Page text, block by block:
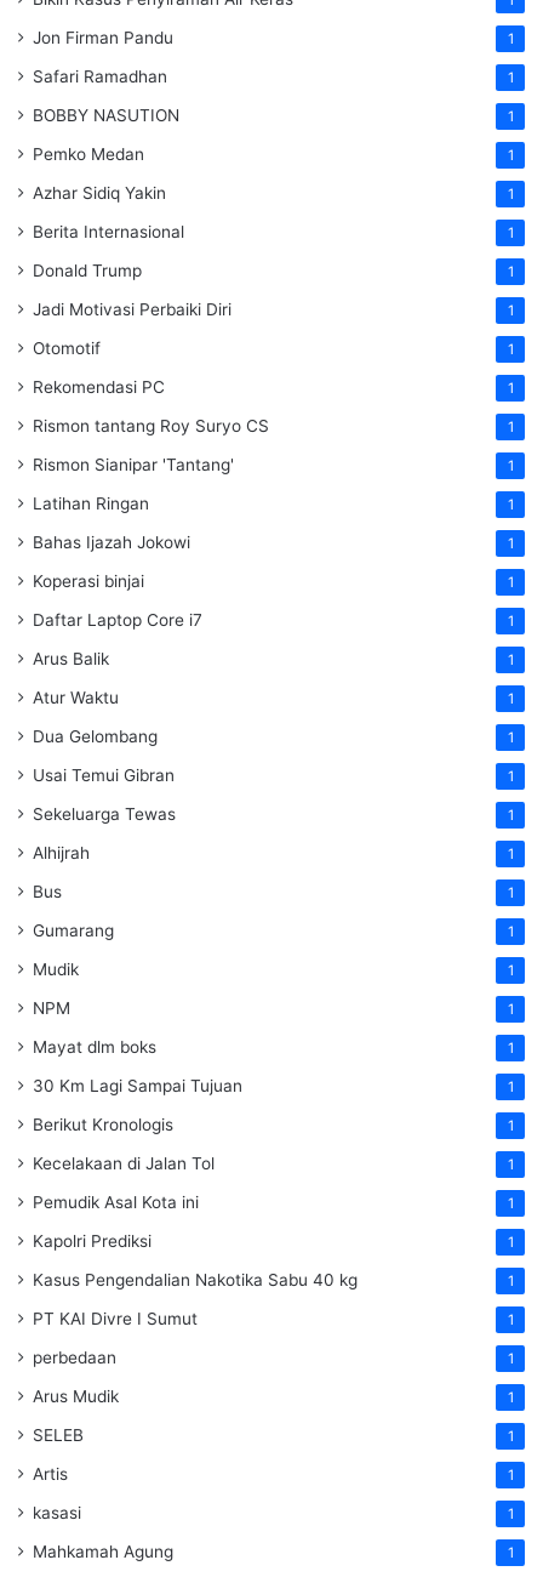
Jon Firman Pandu 1
Safari Ramadhan 1
BOBBY NASUTION 1
Pemko Medan 1
Azhar Sidiq Yakin 1
Berita Internasional 1
Donald Trump 1
Jadi Motivasi Perbaiki Diri 1
Otomotif 1
Rekomendasi PC 1
Rismon tantang Roy Suryo CS 1
Rismon Sianipar 'Tantang' 1
Latihan Ringan 1
Bahas Ijazah Jokowi 1
Koperasi binjai 1
Daftar Laptop Core i7 1
Arus Balik 1
Atur Waktu 1
Dua Gelombang 1
Usai Temui Gibran 1
Sekeluarga Tewas 1
Alhijrah 1
Bus 1
Gumarang 1
Mudik 1
NPM 1
Mayat dlm boks 1
30 Km Lagi Sampai Tujuan 1
Berikut Kronologis 1
Kecelakaan di Jalan Tol 1
Pemudik Asal Kota ini 1
Kapolri Prediksi 1
Kasus Pengendalian Nakotika Sabu 40 kg 1
PT KAI Divre I Sumut 1
perbedaan 1
Arus Mudik 1
SELEB 1
Artis 1
kasasi 1
Mahkamah Agung 1